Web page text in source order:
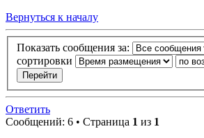
Вернуться к началу
Показать сообщения за:
сортировки
Ответить
Сообщений: 6 • Страница 1 из 1